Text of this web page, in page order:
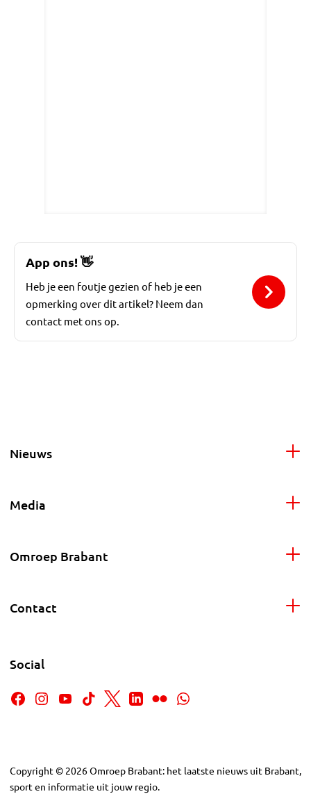
App ons!👋
Heb je een foutje gezien of heb je een
opmerking over dit artikel? Neem dan
contact met ons op.
Nieuws
Media
Omroep Brabant
Contact
Social
Copyright © 2026Omroep Brabant: het laatste nieuws uit Brabant,
sport en informatie uit jouw regio.